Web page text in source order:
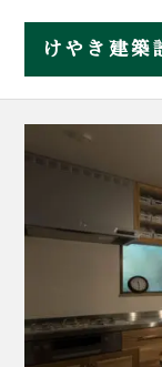
けやき建築